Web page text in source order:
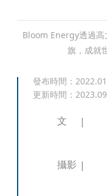
Bloom Energy透過高
旗，成就
發布時間：
更新時間：
文
攝影